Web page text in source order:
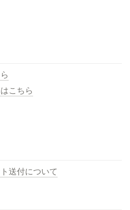
こちら
送付について